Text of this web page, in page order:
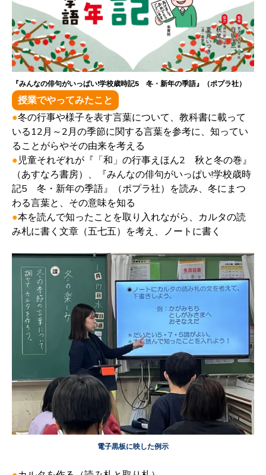
『みんなの俳句がいっぱい!学校歳時記5 冬・新年の季語』（ポプラ社）
授業でやってみたこと
●冬の行事や様子を表す言葉について、教科書に載って
いる12月～2月の季節に関する言葉を参考に、知ってい
ることがらやその由来を考える
●児童それぞれが『「和」の行事えほん2 秋と冬の巻』
（あすなろ書房）、『みんなの俳句がいっぱい!学校歳時
記5 冬・新年の季語』（ポプラ社）を読み、冬にまつ
わる言葉と、その意味を知る
●本を読んで知ったことを取り入れながら、カルタの読
み札に書く文章（五七五）を考え、ノートに書く
電子黒板に映した例示